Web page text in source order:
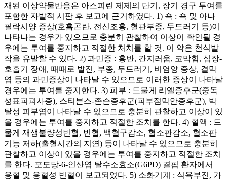
재된 이상약물반응은 아스피린 제제의 단기, 장기 경구 투여를
포함한 자발적 시판 후 보고에 근거하였다. 1) 쇽 : 쇽 및 아나
필락시양 증상(호흡곤란, 전신조홍, 혈관부종, 두드러기 등)이
나타나는 경우가 있으므로 충분히 관찰하여 이상이 확인될 경
우에는 투여를 중지하고 적절한 처치를 할 것. 이 약은 천식발
작을 유발할 수 있다. 2) 과민증 : 홍반, 간지러움, 코막힘, 심장-
호흡기 장애, 때때로 발진, 부종, 두드러기, 비염양 증상, 결막
염 등의 과민증상이 나타날 수 있으므로 이러한 증상이 나타날
경우에는 투여를 중지한다. 3) 피부 : 드물게 리엘증후군(중독
성표피괴사증), 스티븐스-존슨증후군(피부점막안증후군), 박
탈성 피부염이 나타날 수 있으므로 충분히 관찰하고 이상이 있
을 경우에는 투여를 중지하고 적절한 조치를 한다. 4) 혈액 : 드
물게 재생불량성빈혈, 빈혈, 백혈구감소, 혈소판감소, 혈소판
기능 저하(출혈시간의 지연) 등이 나타날 수 있으므로 충분히
관찰하고 이상이 있을 경우에는 투여를 중지하고 적절한 조치
를 한다. 포도당-6-인산염 탈수소효소(G6PD) 결핍 환자에서
용혈 및 용혈성 빈혈이 보고되었다. 5) 소화기계 : 식욕부진, 가